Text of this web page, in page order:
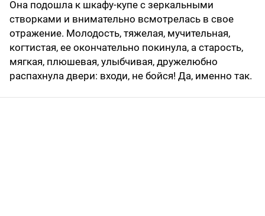
Она подошла к шкафу-купе с зеркальными
створками и внимательно всмотрелась в свое
отражение. Молодость, тяжелая, мучительная,
когтистая, ее окончательно покинула, а старость,
мягкая, плюшевая, улыбчивая, дружелюбно
распахнула двери: входи, не бойся! Да, именно так.